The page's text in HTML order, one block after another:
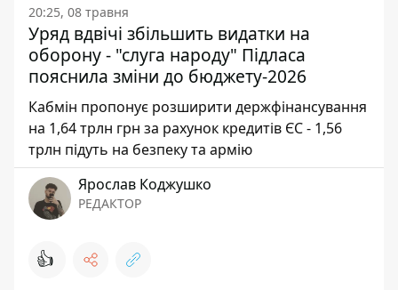
20:25, 08 травня
Уряд вдвічі збільшить видатки на
оборону - "слуга народу" Підласа
пояснила зміни до бюджету-2026
Кабмін пропонує розширити держфінансування
на 1,64 трлн грн за рахунок кредитів ЄС - 1,56
трлн підуть на безпеку та армію
Ярослав Коджушко
РЕДАКТОР
👍